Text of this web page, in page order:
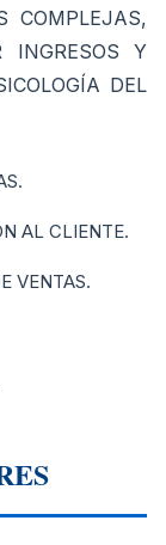
COMPLEJAS,
INGRESOS Y
DEL
AL CLIENTE.
VENTAS.